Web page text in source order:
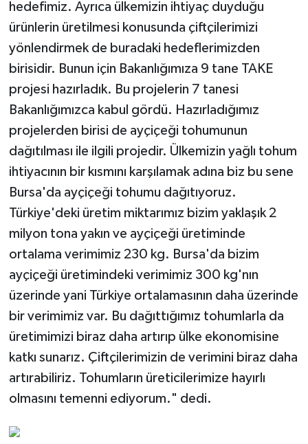
hedefimiz. Ayrıca ülkemizin ihtiyaç duyduğu
ürünlerin üretilmesi konusunda çiftçilerimizi
yönlendirmek de buradaki hedeflerimizden
birisidir. Bunun için Bakanlığımıza 9 tane TAKE
projesi hazırladık. Bu projelerin 7 tanesi
Bakanlığımızca kabul gördü. Hazırladığımız
projelerden birisi de ayçiçeği tohumunun
dağıtılması ile ilgili projedir. Ülkemizin yağlı tohum
ihtiyacının bir kısmını karşılamak adına biz bu sene
Bursa'da ayçiçeği tohumu dağıtıyoruz.
Türkiye'deki üretim miktarımız bizim yaklaşık 2
milyon tona yakın ve ayçiçeği üretiminde
ortalama verimimiz 230 kg. Bursa'da bizim
ayçiçeği üretimindeki verimimiz 300 kg'nın
üzerinde yani Türkiye ortalamasının daha üzerinde
bir verimimiz var. Bu dağıttığımız tohumlarla da
üretimimizi biraz daha artırıp ülke ekonomisine
katkı sunarız. Çiftçilerimizin de verimini biraz daha
artırabiliriz. Tohumların üreticilerimize hayırlı
olmasını temenni ediyorum." dedi.